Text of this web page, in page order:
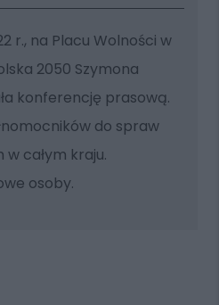
r., na Placu Wolności w
2050 Szymona
konferencję prasową.
do spraw
całym kraju.
osoby.